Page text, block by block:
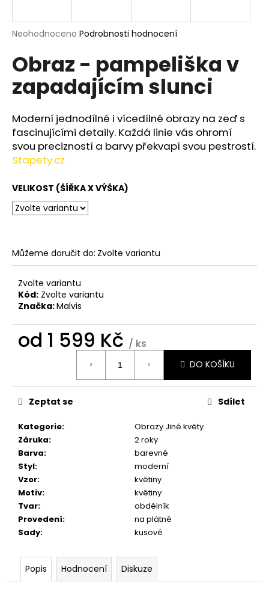
Průměrné
produktu
je
z
hvězdiček.
Neohodnoceno Podrobnosti hodnocení
Obraz - pampeliška v
zapadajícím slunci
Moderní jednodílné i vícedílné obrazy na zeď s
fascinujícími detaily. Každá linie vás ohromí
svou precizností a barvy překvapí svou pestrostí.
Stapety.cz
VELIKOST (ŠÍŘKA X VÝŠKA)
Můžeme doručit do: Zvolte variantu
Zvolte variantu
Kód: Zvolte variantu
Značka:Malvis
od 1 599 Kč / ks
DO KOŠÍKU
Kategorie:
Obrazy Jiné květy
Záruka:
2 roky
Barva:
barevné
Styl:
moderní
Vzor:
květiny
Motiv:
květiny
Tvar:
obdélník
Provedení:
na plátně
Sady: kusové
Zeptat se Sdílet
Popis Hodnocení Diskuze
j
t
?
HLEDAT
D
o
p
u
č
u
e
m
e
OKNO
RÁJE
599
Kč